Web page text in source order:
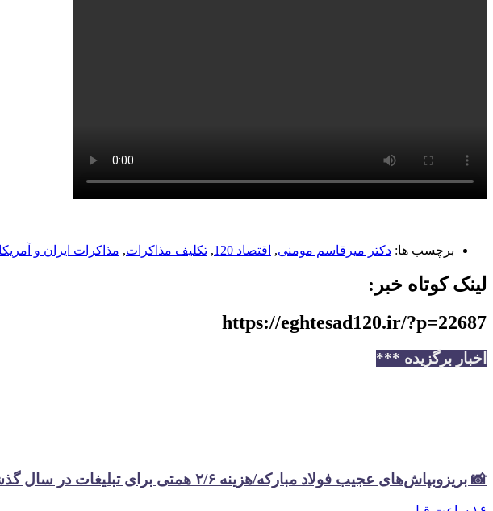
برچسب ها: دکتر میرقاسم مومنی, اقتصاد 120 , تکلیف مذاکرات, مذاکرات ایران و آمریکا
لینک کوتاه خبر:
https://eghtesad120.ir/?p=22687
اخبار برگزیده ***
📸 بریزوبپاش‌های عجیب فولاد مبارکه/هزینه ۲/۶ همتی برای تبلیغات در سال گذشته